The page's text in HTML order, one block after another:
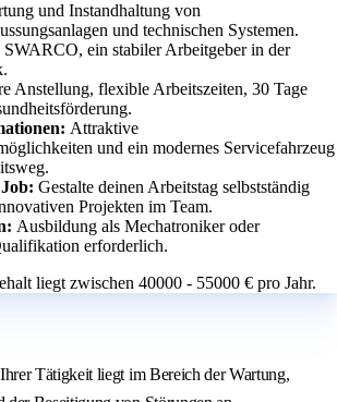
und Instandhaltung von
und technischen Systemen.
SWARCO, ein stabiler Arbeitgeber in der
Anstellung, flexible Arbeitszeiten, 30 Tage
Attraktive
und ein modernes Servicefahrzeug
Gestalte deinen Arbeitstag selbstständig
Projekten im Team.
Ausbildung als Mechatroniker oder
erforderlich.
liegt zwischen 40000 - 55000 € pro Jahr.
Tätigkeit liegt im Bereich der Wartung,